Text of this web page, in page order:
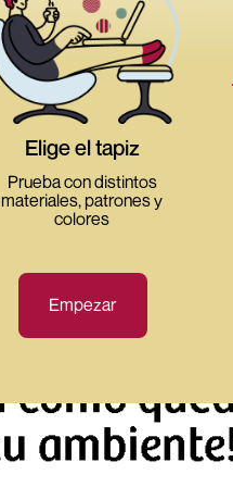
Elige el tapiz
Prueba con distintos
materiales, patrones y
colores
Empezar